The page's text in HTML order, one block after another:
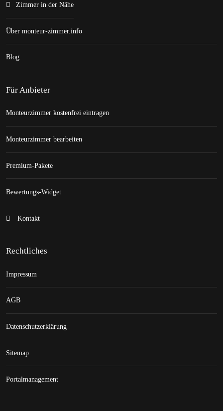
Zimmer in der Nähe
Über monteur-zimmer.info
Blog
Für Anbieter
Monteurzimmer kostenfrei eintragen
Monteurzimmer bearbeiten
Premium-Pakete
Bewertungs-Widget
Kontakt
Rechtliches
Impressum
AGB
Datenschutzerklärung
Sitemap
Portalmanagement